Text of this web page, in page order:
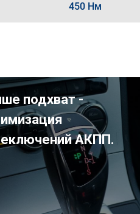
450 Нм
подхват -
АКПП.